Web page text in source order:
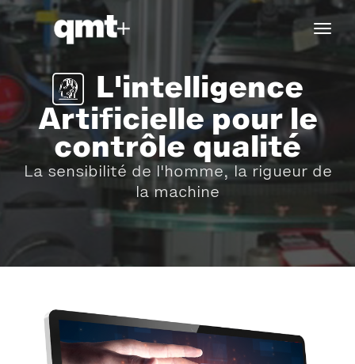
L'intelligence
Artificielle pour le
contrôle qualité
La sensibilité de l'homme, la rigueur de
la machine